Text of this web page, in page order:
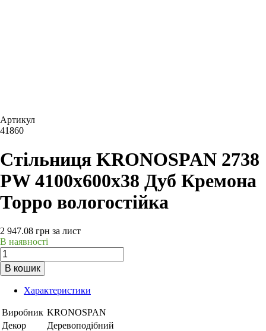
Артикул
41860
Стільниця KRONOSPAN 2738
PW 4100х600х38 Дуб Кремона
Торро вологостійка
2 947.08 грн за лист
В наявності
В кошик
Характеристики
Виробник KRONOSPAN
Декор
Деревоподібний